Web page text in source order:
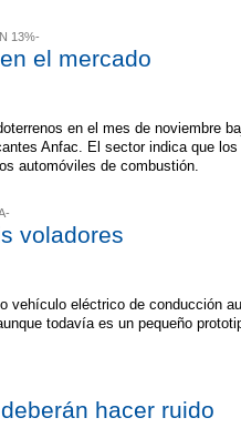
13%-
el mercado
en el mes de noviembre
Anfac. El sector indica que
automóviles de combustión.
voladores
vehículo eléctrico de conducción
todavía es un pequeño
hacer ruido